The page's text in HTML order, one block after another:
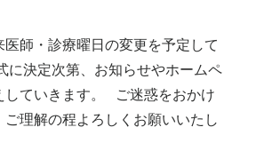
医師・診療曜日の変更を予定して
に決定次第、お知らせやホームペ
していきます。 ご迷惑をおかけ
ご理解の程よろしくお願いいたし